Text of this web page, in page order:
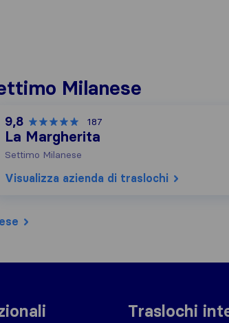
Milanese
9,8 187
La Margherita
Settimo Milanese
Visualizza azienda di traslochi
Traslochi